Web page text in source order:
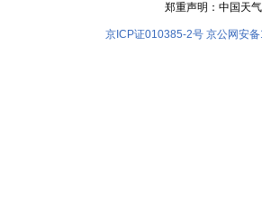
郑重声明：中国天
京ICP证010385-2号 京公网安